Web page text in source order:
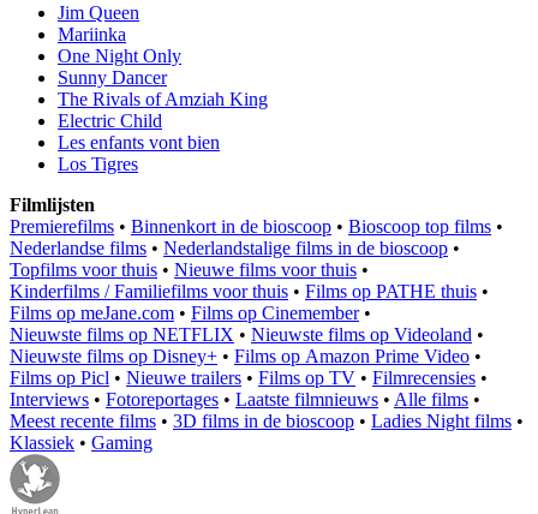
Jim Queen
Mariinka
One Night Only
Sunny Dancer
The Rivals of Amziah King
Electric Child
Les enfants vont bien
Los Tigres
Filmlijsten
Premierefilms • Binnenkort in de bioscoop • Bioscoop top films •
Nederlandse films • Nederlandstalige films in de bioscoop •
Topfilms voor thuis • Nieuwe films voor thuis •
Kinderfilms / Familiefilms voor thuis • Films op PATHE thuis •
Films op meJane.com • Films op Cinemember•
Nieuwste films op NETFLIX • Nieuwste films op Videoland •
Nieuwste films op Disney+ • Films op Amazon Prime Video •
Films op Picl • Nieuwe trailers • Films op TV • Filmrecensies •
Interviews • Fotoreportages • Laatste filmnieuws • Alle films •
Meest recente films • 3D films in de bioscoop • Ladies Night films •
Klassiek • Gaming